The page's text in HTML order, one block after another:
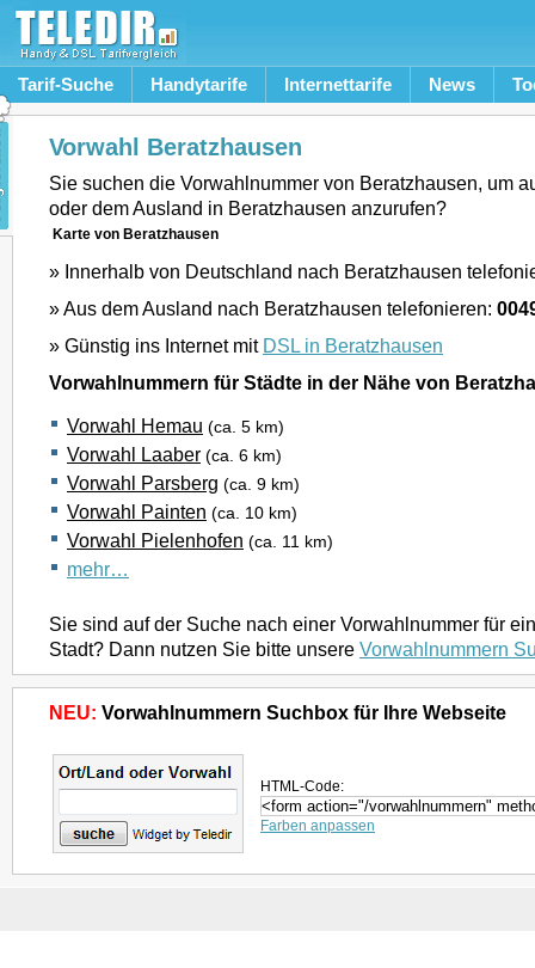
Tarif-Suche Handytarife Internettarife News
Vorwahl Beratzhausen
Sie suchen die Vorwahlnummer von Beratzhausen, um
oder dem Ausland in Beratzhausen anzurufen?
Karte von Beratzhausen
» Innerhalb von Deutschland nach Beratzhausen
» Aus dem Ausland nach Beratzhausen telefonieren:
» Günstig ins Internet mit DSL in Beratzhausen
Vorwahlnummern für Städte in der Nähe von
Vorwahl Hemau (ca. 5 km)
Vorwahl Laaber (ca. 6 km)
Vorwahl Parsberg (ca. 9 km)
Vorwahl Painten (ca. 10 km)
Vorwahl Pielenhofen (ca. 11 km)
mehr…
Sie sind auf der Suche nach einer Vorwahlnummer für
Stadt? Dann nutzen Sie bitte unsere Vorwahlnummern
NEU: Vorwahlnummern Suchbox für Ihre Webseite
HTML-Code:
Farben anpassen